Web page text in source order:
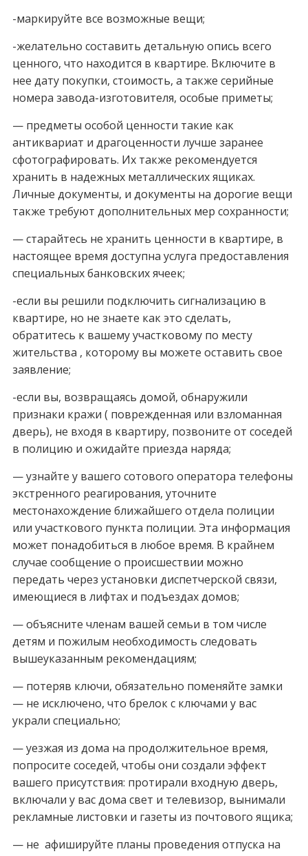
-маркируйте все возможные вещи;
-желательно составить детальную опись всего
ценного, что находится в квартире. Включите в
нее дату покупки, стоимость, а также серийные
номера завода-изготовителя, особые приметы;
— предметы особой ценности такие как
антиквариат и драгоценности лучше заранее
сфотографировать. Их также рекомендуется
хранить в надежных металлических ящиках.
Личные документы, и документы на дорогие вещи
также требуют дополнительных мер сохранности;
— старайтесь не хранить ценности в квартире, в
настоящее время доступна услуга предоставления
специальных банковских ячеек;
-если вы решили подключить сигнализацию в
квартире, но не знаете как это сделать,
обратитесь к вашему участковому по месту
жительства , которому вы можете оставить свое
заявление;
-если вы, возвращаясь домой, обнаружили
признаки кражи ( поврежденная или взломанная
дверь), не входя в квартиру, позвоните от соседей
в полицию и ожидайте приезда наряда;
— узнайте у вашего сотового оператора телефоны
экстренного реагирования, уточните
местонахождение ближайшего отдела полиции
или участкового пункта полиции. Эта информация
может понадобиться в любое время. В крайнем
случае сообщение о происшествии можно
передать через установки диспетчерской связи,
имеющиеся в лифтах и подъездах домов;
— объясните членам вашей семьи в том числе
детям и пожилым необходимость следовать
вышеуказанным рекомендациям;
— потеряв ключи, обязательно поменяйте замки
— не исключено, что брелок с ключами у вас
украли специально;
— уезжая из дома на продолжительное время,
попросите соседей, чтобы они создали эффект
вашего присутствия: протирали входную дверь,
включали у вас дома свет и телевизор, вынимали
рекламные листовки и газеты из почтового ящика;
— не афишируйте планы проведения отпуска на